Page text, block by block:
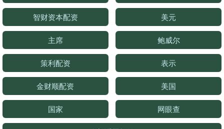
智财资本配资 美元
主席 鲍威尔
策利配资 表示
金财顺配资 美国
国家 网眼查